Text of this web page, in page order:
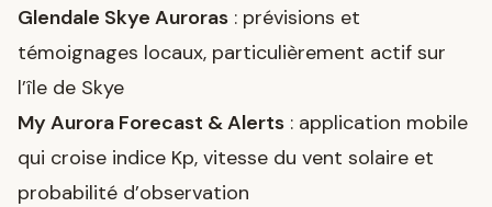
Glendale Skye Auroras : prévisions et
témoignages locaux, particulièrement actif sur
l’île de Skye
My Aurora Forecast & Alerts : application mobile
qui croise indice Kp, vitesse du vent solaire et
probabilité d’observation